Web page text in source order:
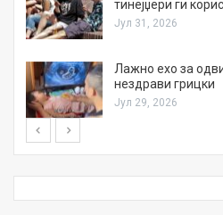
тинејџери ги
Јул 31, 2026
Лажно ехо за
нездрави грицки
Јул 29, 2026